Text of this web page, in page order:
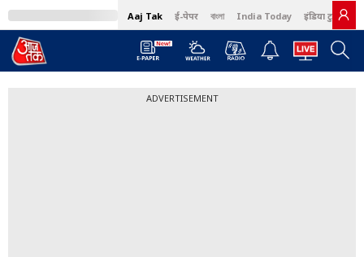
Aaj Tak ई-पेपर বাংলা India Today इंडिया टुडे हिंदी
ADVERTISEMENT